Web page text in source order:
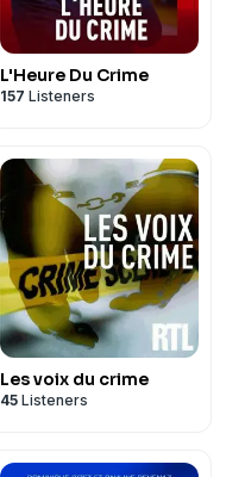
L'Heure Du Crime
157 Listeners
Les voix du crime
45 Listeners